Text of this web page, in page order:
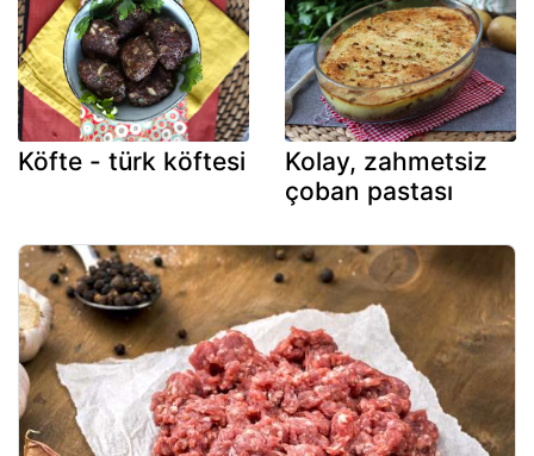
Köfte - türk köftesi
Kolay, zahmetsiz
çoban pastası